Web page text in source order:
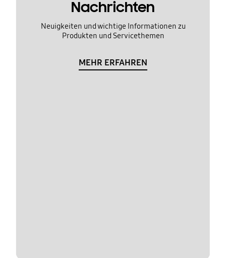
Nachrichten
Neuigkeiten und wichtige Informationen zu
Produkten und Servicethemen
MEHR ERFAHREN